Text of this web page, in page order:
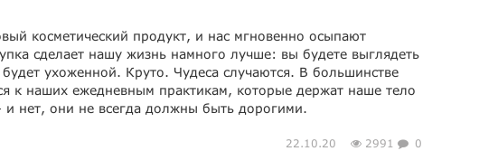
косметический продукт, и нас мгновенно осыпают
сделает нашу жизнь намного лучше: вы будете выглядеть
ухоженной. Круто. Чудеса случаются. В большинстве
к наших ежедневным практикам, которые держат наше тело
нет, они не всегда должны быть дорогими.
22.10.20 2991 0